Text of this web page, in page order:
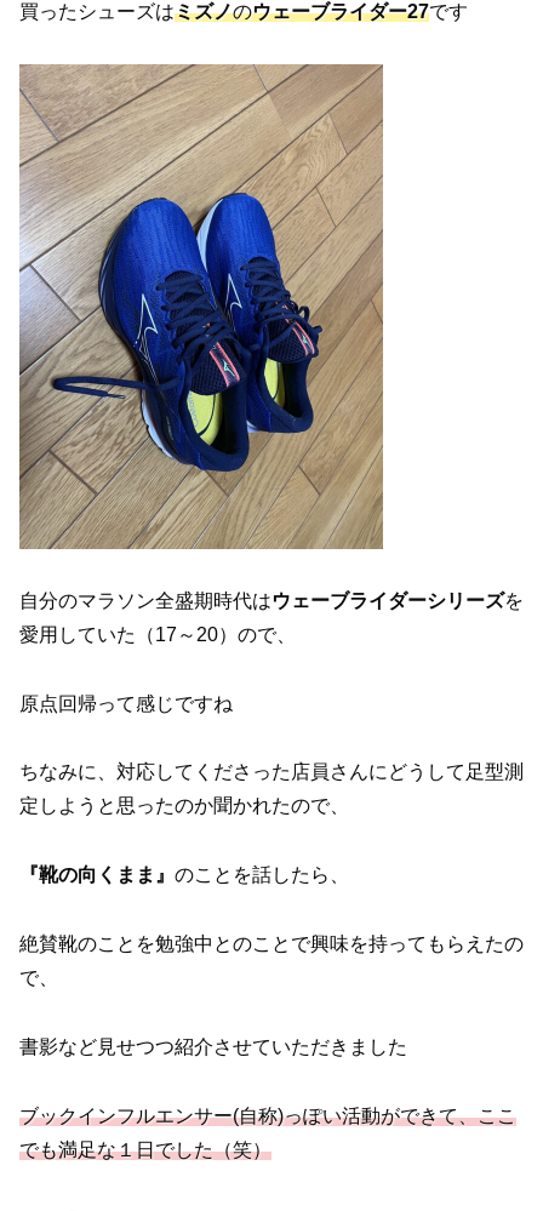
買ったシューズはミズノのウェーブライダー27です
自分のマラソン全盛期時代はウェーブライダーシリーズを
愛用していた（17～20）ので、
原点回帰って感じですね
ちなみに、対応してくださった店員さんにどうして足型測
定しようと思ったのか聞かれたので、
『靴の向くまま』 のことを話したら、
絶賛靴のことを勉強中とのことで興味を持ってもらえたの
で、
書影など見せつつ紹介させていただきました
ブックインフルエンサー(自称)っぽい活動ができて、ここ
でも満足な１日でした（笑）